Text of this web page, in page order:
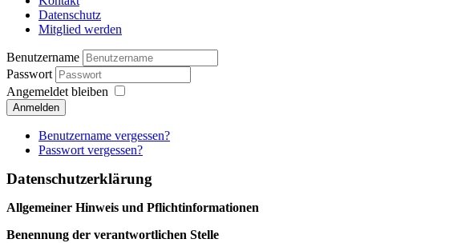
Datenschutz
Mitglied werden
Benutzername
Passwort
Angemeldet bleiben
Anmelden
Benutzername vergessen?
Passwort vergessen?
Datenschutzerklärung
Allgemeiner Hinweis und Pflichtinformationen
Benennung der verantwortlichen Stelle